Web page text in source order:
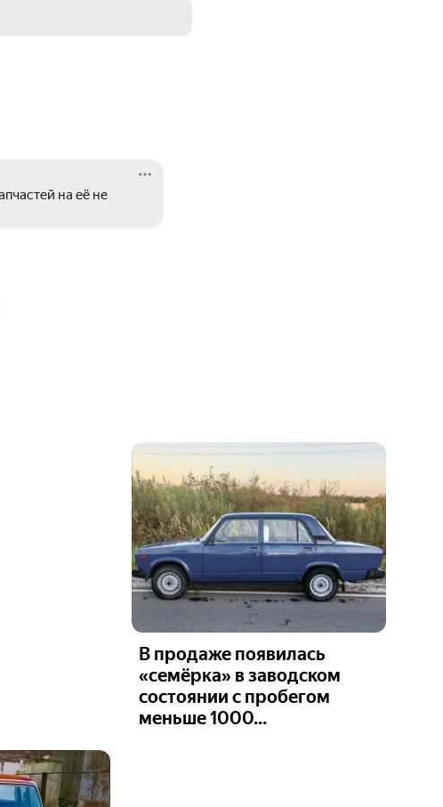
на её не
В продаже появилась
«семёрка» в заводском
состоянии с пробегом
меньше 1000...